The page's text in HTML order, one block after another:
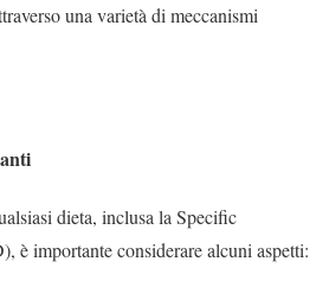
una varietà di meccanismi
dieta, inclusa la Specific
è importante considerare alcuni aspetti: